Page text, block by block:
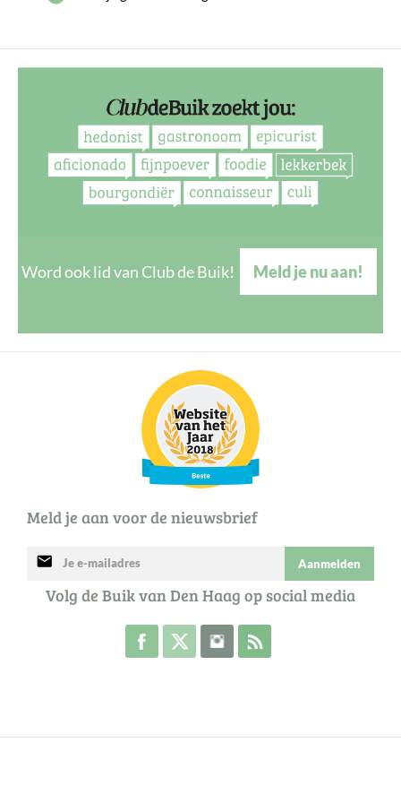
Word ook lid van Club de Buik! Meld je nu aan!
Meld je aan voor de nieuwsbrief
mail Aanmelden
Volg de Buik van Den Haag op social media
Volg de Buik op Facebook
Volg de Buik op Twitter
Volg de Buik op Instagram